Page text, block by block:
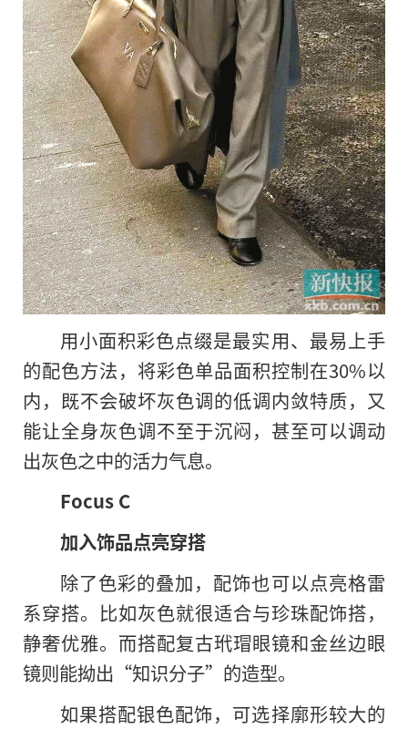
用小面积彩色点缀是最实用、最易上手
的配色方法，将彩色单品面积控制在30%以
内，既不会破坏灰色调的低调内敛特质，又
能让全身灰色调不至于沉闷，甚至可以调动
出灰色之中的活力气息。
Focus C
加入饰品点亮穿搭
除了色彩的叠加，配饰也可以点亮格雷
系穿搭。比如灰色就很适合与珍珠配饰搭，
静奢优雅。而搭配复古玳瑁眼镜和金丝边眼
镜则能拗出“知识分子”的造型。
如果搭配银色配饰，可选择廓形较大的